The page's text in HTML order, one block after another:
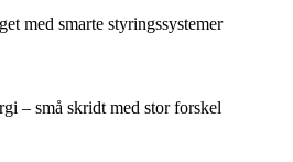
med smarte styringssystemer
– små skridt med stor forskel